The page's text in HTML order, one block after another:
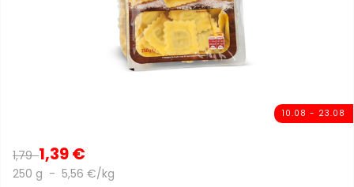
10.08 - 23.08
1,791,39 €
250 g - 5,56 €/kg